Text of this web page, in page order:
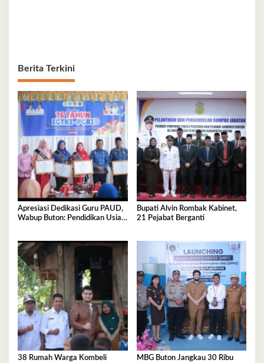
Berita Terkini
Apresiasi Dedikasi Guru PAUD,
Wabup Buton: Pendidikan Usia
Bupati Alvin Rombak Kabinet,
21 Pejabat Berganti
38 Rumah Warga Kombeli
MBG Buton Jangkau 30 Ribu